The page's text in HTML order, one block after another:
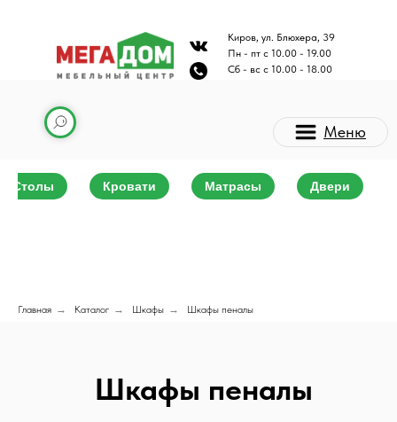
Киров, ул. Блюхера, 39
Пн - пт с 10.00 - 19.00
Сб - вс с 10.00 - 18.00
Меню
Столы Кровати Матрасы Двери
Главная → Каталог → Шкафы → Шкафы пеналы
Шкафы пеналы